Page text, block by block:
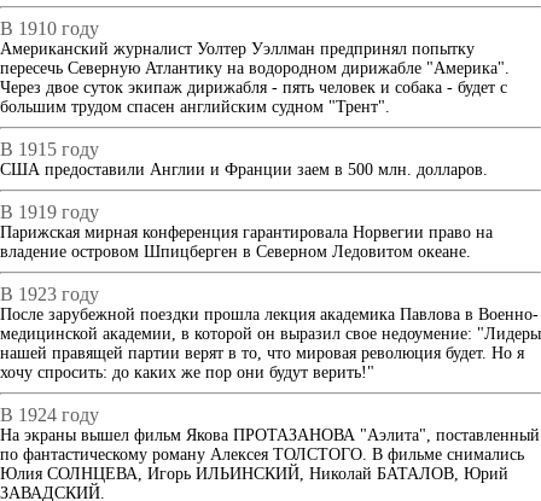
В 1910 году
Американский журналист Уолтер Уэллман предпринял попытку
пересечь Северную Атлантику на водородном дирижабле "Америка".
Через двое суток экипаж дирижабля - пять человек и собака - будет с
большим трудом спасен английским судном "Трент".
В 1915 году
США предоставили Англии и Франции заем в 500 млн. долларов.
В 1919 году
Парижская мирная конференция гарантировала Норвегии право на
владение островом Шпицберген в Северном Ледовитом океане.
В 1923 году
После зарубежной поездки прошла лекция академика Павлова в Военно-
медицинской академии, в которой он выразил свое недоумение: "Лидеры
нашей правящей партии верят в то, что мировая революция будет. Но я
хочу спросить: до каких же пор они будут верить!"
В 1924 году
На экраны вышел фильм Якова ПРОТАЗАНОВА "Аэлита", поставленный
по фантастическому роману Алексея ТОЛСТОГО. В фильме снимались
Юлия СОЛНЦЕВА, Игорь ИЛЬИНСКИЙ, Николай БАТАЛОВ, Юрий
ЗАВАДСКИЙ.